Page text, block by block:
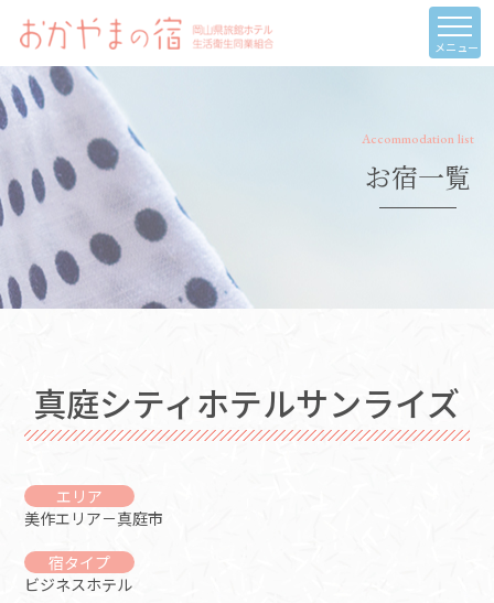
メニュー
Accommodation list
お宿一覧
真庭シティホテルサンライズ
エリア
美作エリア－真庭市
宿タイプ
ビジネスホテル